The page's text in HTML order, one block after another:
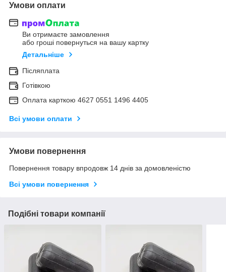
Умови оплати
Ви отримаєте замовлення
або гроші повернуться на вашу картку
Детальніше
Післяплата
Готівкою
Оплата карткою 4627 0551 1496 4405
Всі умови оплати
Умови повернення
Повернення товару впродовж 14 днів за домовленістю
Всі умови повернення
Подібні товари компанії